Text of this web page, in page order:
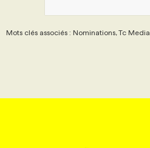
Mots clés associés : Nominations, Tc Media